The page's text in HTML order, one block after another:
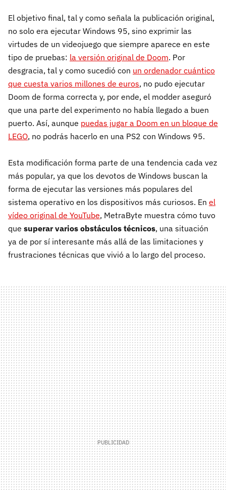
El objetivo final, tal y como señala la publicación original,
no solo era ejecutar Windows 95, sino exprimir las
virtudes de un videojuego que siempre aparece en este
tipo de pruebas: la versión original de Doom. Por
desgracia, tal y como sucedió con un ordenador cuántico
que cuesta varios millones de euros, no pudo ejecutar
Doom de forma correcta y, por ende, el modder aseguró
que una parte del experimento no había llegado a buen
puerto. Así, aunque puedas jugar a Doom en un bloque de
LEGO, no podrás hacerlo en una PS2 con Windows 95.
Esta modificación forma parte de una tendencia cada vez
más popular, ya que los devotos de Windows buscan la
forma de ejecutar las versiones más populares del
sistema operativo en los dispositivos más curiosos. En el
vídeo original de YouTube, MetraByte muestra cómo tuvo
que superar varios obstáculos técnicos, una situación
ya de por sí interesante más allá de las limitaciones y
frustraciones técnicas que vivió a lo largo del proceso.